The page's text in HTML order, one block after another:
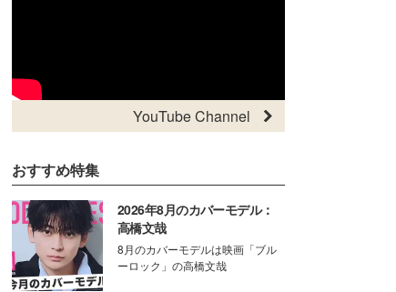
YouTube Channel
おすすめ特集
2026年8月のカバーモデル：
高橋文哉
8月のカバーモデルは映画「ブル
ーロック」の高橋文哉